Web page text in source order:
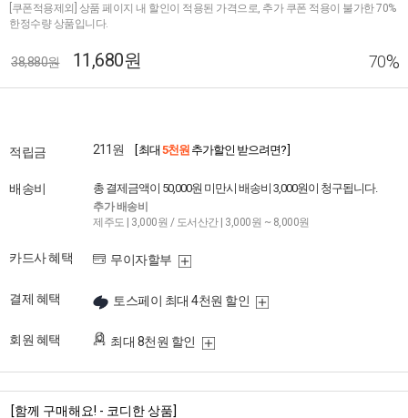
[쿠폰적용제외] 상품 페이지 내 할인이 적용된 가격으로, 추가 쿠폰 적용이 불가한 70%
한정수량 상품입니다.
38,880원 11,680원 70%
적립금 211원 [ 최대 5천원 추가할인 받으려면? ]
배송비 총 결제금액이 50,000원 미만시 배송비 3,000원이 청구됩니다.
추가 배송비
제주도 | 3,000원 / 도서산간 | 3,000원 ~ 8,000원
카드사 혜택 무이자할부
결제 혜택 토스페이 최대 4천원 할인
회원 혜택 최대 8천원 할인
[함께 구매해요! - 코디한 상품]